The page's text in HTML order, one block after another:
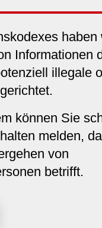
haben
Informationen
illegale
können Sie
melden,
von
betrifft.